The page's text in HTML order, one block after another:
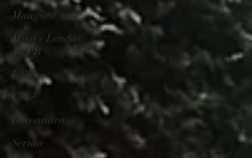
Mangue
Mitos e Lendas
da PB
Lucena
Cuité
Itacoatiara
Sertão